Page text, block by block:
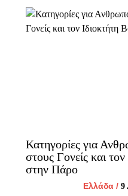
Κατηγορίες για
στους Γονείς και
στην Πάρο
Ελλάδα/ 9